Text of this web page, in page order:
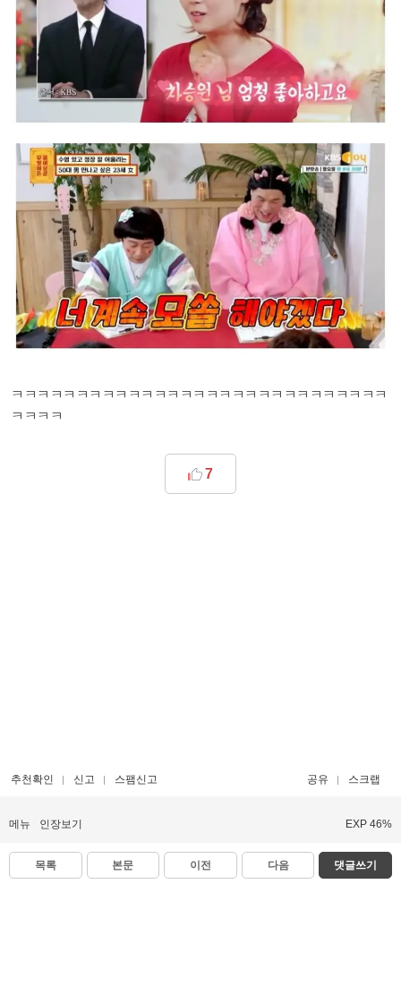
ㅋㅋㅋㅋㅋㅋㅋㅋㅋㅋㅋㅋㅋㅋㅋㅋㅋㅋㅋㅋㅋㅋㅋㅋㅋㅋㅋㅋㅋ
ㅋㅋㅋㅋ
7
추천확인 신고 스팸신고 공유 스크랩
메뉴 인장보기 EXP 46%
목록 본문 이전 다음 댓글쓰기